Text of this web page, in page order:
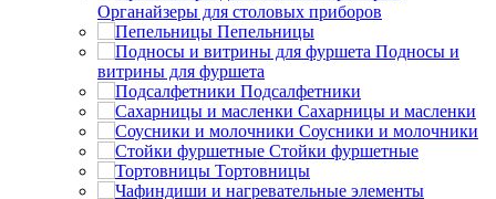
Органайзеры для столовых приборов
Пепельницы
Подносы и
витрины для фуршета
Подсалфетники
Сахарницы и масленки
Соусники и молочники
Стойки фуршетные
Тортовницы